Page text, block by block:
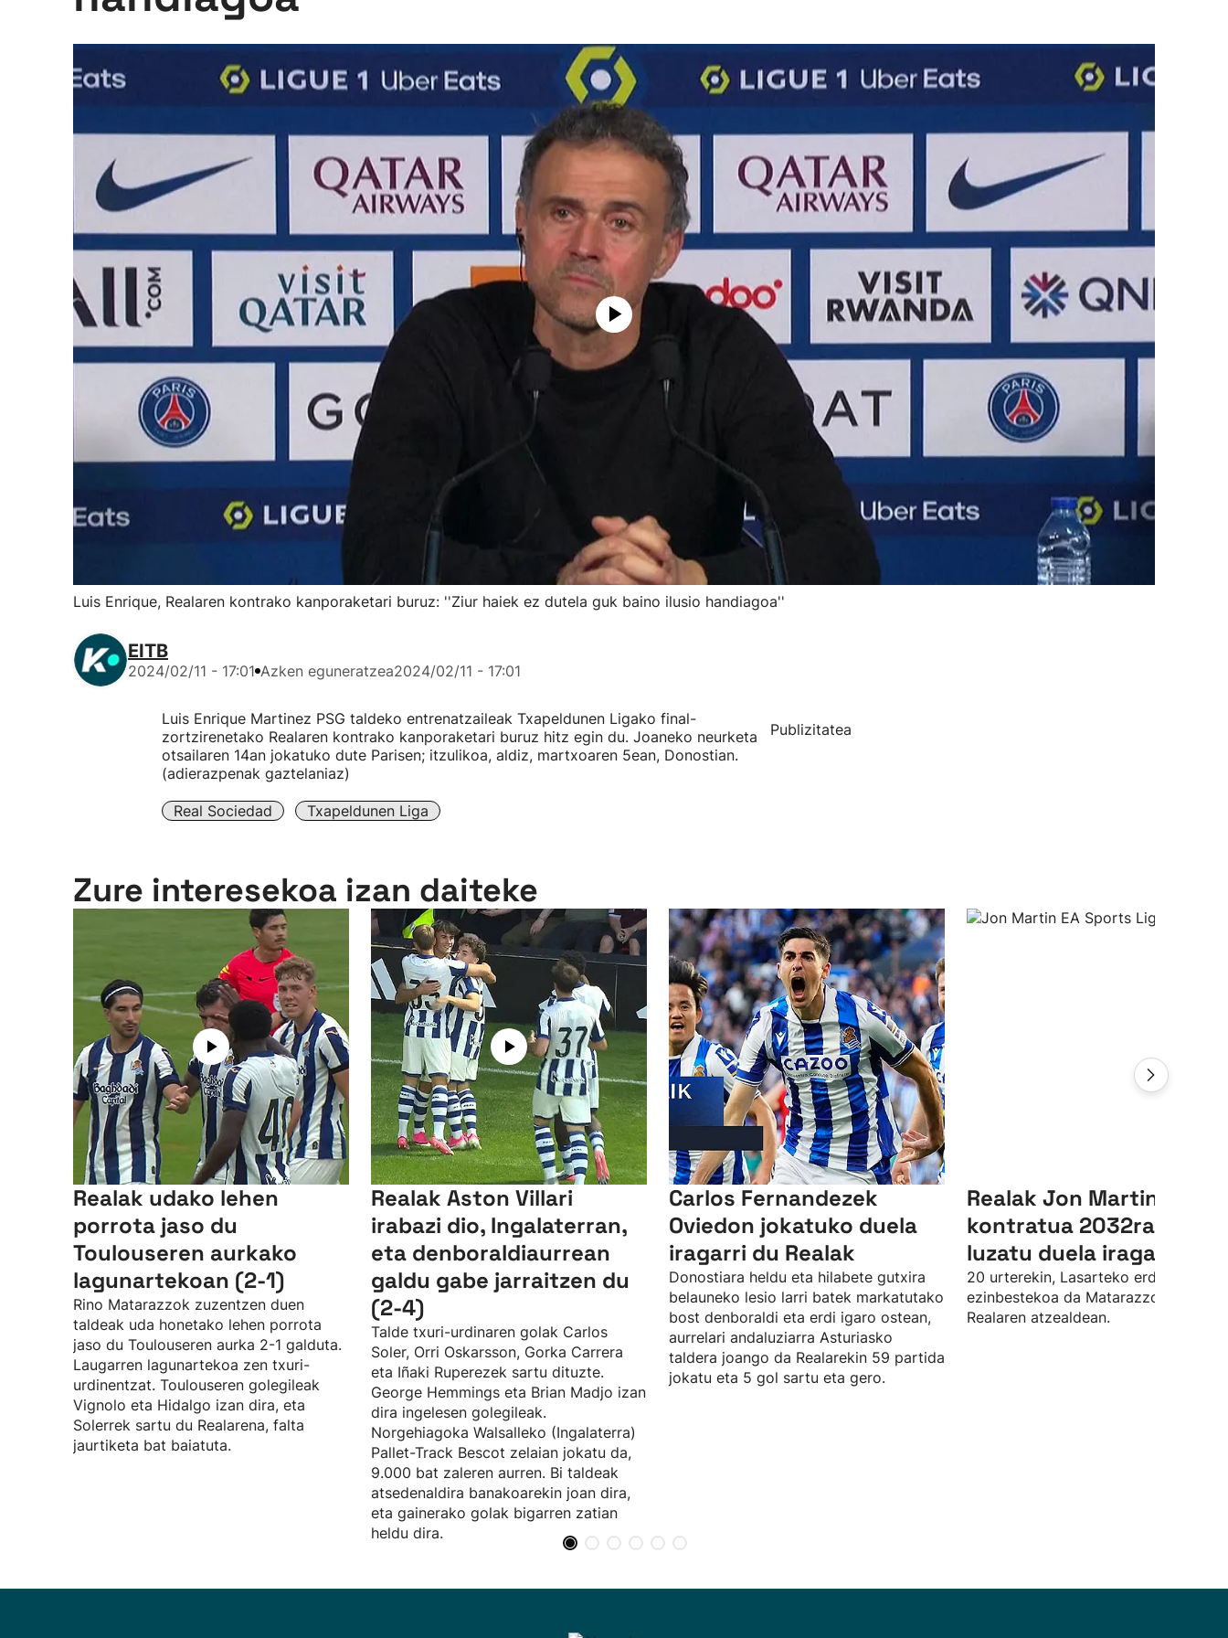
Luis Enrique, Realaren kontrako kanporaketari buruz: ''Ziur haiek ez dutela guk baino ilusio handiagoa''
EITB
2024/02/11 - 17:01 Azken eguneratzea2024/02/11 - 17:01
Luis Enrique Martinez PSG taldeko entrenatzaileak Txapeldunen Ligako final-
zortzirenetako Realaren kontrako kanporaketari buruz hitz egin du. Joaneko neurketa
otsailaren 14an jokatuko dute Parisen; itzulikoa, aldiz, martxoaren 5ean, Donostian.
(adierazpenak gaztelaniaz)
Real Sociedad Txapeldunen Liga
Publizitatea
Zure interesekoa izan daiteke
Realak udako lehen
porrota jaso du
Toulouseren aurkako
lagunartekoan (2-1)
Rino Matarazzok zuzentzen duen
taldeak uda honetako lehen porrota
jaso du Toulouseren aurka 2-1 galduta.
Laugarren lagunartekoa zen txuri-
urdinentzat. Toulouseren golegileak
Vignolo eta Hidalgo izan dira, eta
Solerrek sartu du Realarena, falta
jaurtiketa bat baiatuta.
Realak Aston Villari
irabazi dio, Ingalaterran,
eta denboraldiaurrean
galdu gabe jarraitzen du
(2-4)
Talde txuri-urdinaren golak Carlos
Soler, Orri Oskarsson, Gorka Carrera
eta Iñaki Ruperezek sartu dituzte.
George Hemmings eta Brian Madjo izan
dira ingelesen golegileak.
Norgehiagoka Walsalleko (Ingalaterra)
Pallet-Track Bescot zelaian jokatu da,
9.000 bat zaleren aurren. Bi taldeak
atsedenaldira banakoarekin joan dira,
eta gainerako golak bigarren zatian
heldu dira.
Carlos Fernandezek
Oviedon jokatuko duela
iragarri du Realak
Donostiara heldu eta hilabete gutxira
belauneko lesio larri batek markatutako
bost denboraldi eta erdi igaro ostean,
aurrelari andaluziarra Asturiasko
taldera joango da Realarekin 59 partida
jokatu eta 5 gol sartu eta gero.
Realak Jon Martinen
kontratua 2032ra arte
luzatu duela iragarri du
20 urterekin, Lasarteko erdiko
ezinbestekoa da Matarazzorentzat
Realaren atzealdean.